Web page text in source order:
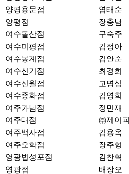
양평용문점
염태순
양평점
장충남
여수돌산점
구숙주
여수미평점
김정아
여수봉계점
김안순
여수신기점
최경희
여수신월점
고명심
여수종화점
김영희
여주가남점
정민재
여주대점
㈜제이
여주백사점
김용옥
여주오학점
장주형
영광법성포점
김찬혁
영광점
배장오